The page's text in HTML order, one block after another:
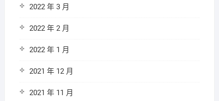
2022 年 3 月
2022 年 2 月
2022 年 1 月
2021 年 12 月
2021 年 11 月